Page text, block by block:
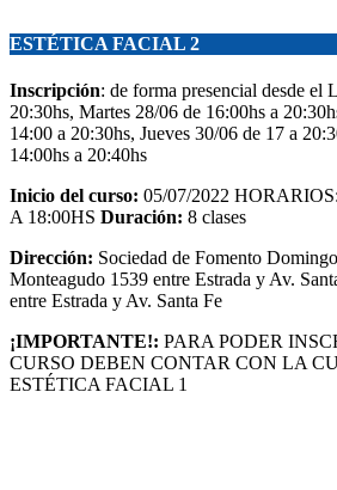
ESTÉTICA FACIAL 2
Inscripción: de forma presencial desde el
20:30hs, Martes 28/06 de 16:00hs a
14:00 a 20:30hs, Jueves 30/06 de 17 a
14:00hs a 20:40hs
Inicio del curso: 05/07/2022
A 18:00HS Duración: 8 clases
Dirección: Sociedad de Fomento
Monteagudo 1539 entre Estrada y Av.
entre Estrada y Av. Santa Fe
¡IMPORTANTE!: PARA PODER
CURSO DEBEN CONTAR CON LA
ESTÉTICA FACIAL 1